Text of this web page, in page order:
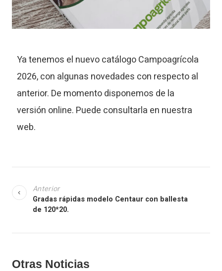
Ya tenemos el nuevo catálogo Campoagrícola
2026, con algunas novedades con respecto al
anterior. De momento disponemos de la
versión online. Puede consultarla en nuestra
web.
Anterior
Gradas rápidas modelo Centaur con ballesta
de 120*20.
Otras Noticias